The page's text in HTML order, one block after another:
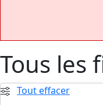
Tous les
Tout effacer